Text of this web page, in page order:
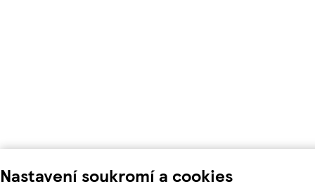
Nastavení soukromí a cookies